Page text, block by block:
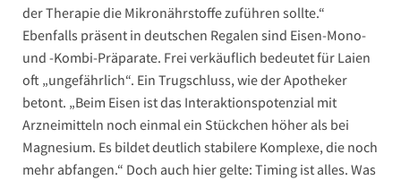
der Therapie die Mikronährstoffe zuführen sollte.“
Ebenfalls präsent in deutschen Regalen sind Eisen-Mono-
und -Kombi-Präparate. Frei verkäuflich bedeutet für Laien
oft „ungefährlich“. Ein Trugschluss, wie der Apotheker
betont. „Beim Eisen ist das Interaktionspotenzial mit
Arzneimitteln noch einmal ein Stückchen höher als bei
Magnesium. Es bildet deutlich stabilere Komplexe, die noch
mehr abfangen.“ Doch auch hier gelte: Timing ist alles. Was